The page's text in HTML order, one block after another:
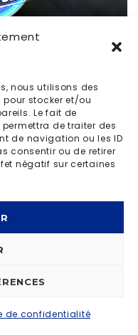
nous utilisons des
stocker et/ou
Le fait de
de traiter des
de navigation ou les ID
consentir ou de retirer
négatif sur certaines
de confidentialité
|POLITIQUE DE